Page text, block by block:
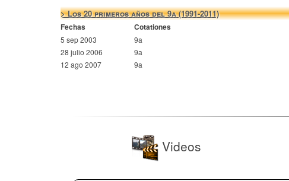
> Los 20 primeros años del 9a (1991-2011)
Fechas Cotationes
5 sep 2003 9a
28 julio 2006
9a
12 ago 2007
9a
Videos